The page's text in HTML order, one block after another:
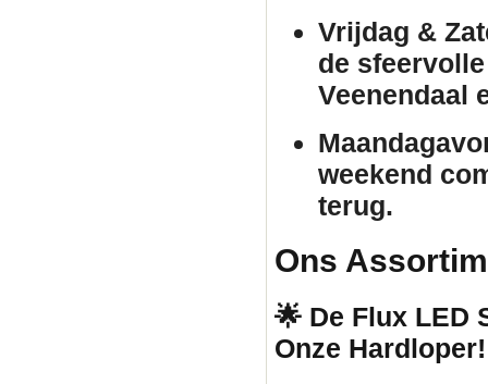
Vrijdag &
de
Veenendaal
weekend
terug.
Ons
🌟 De Flux LED
Onze Hardloper!